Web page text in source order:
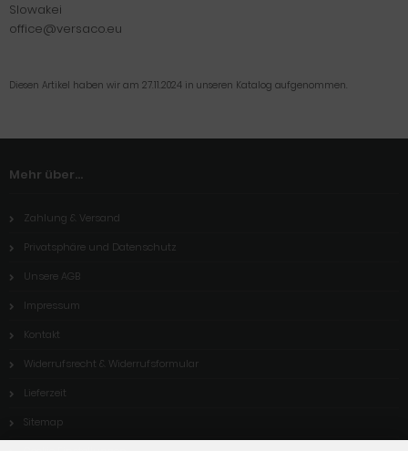
Slowakei
office@versaco.eu
Diesen Artikel haben wir am 27.11.2024 in unseren Katalog aufgenommen.
Mehr über...
Zahlung & Versand
Privatsphäre und Datenschutz
Unsere AGB
Impressum
Kontakt
Widerrufsrecht & Widerrufsformular
Lieferzeit
Sitemap